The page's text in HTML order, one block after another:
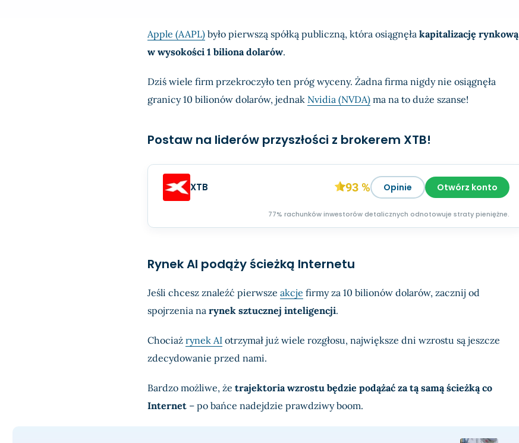
Apple (AAPL)było pierwszą spółką publiczną, która osiągnęła kapitalizację rynkową
w wysokości 1 biliona dolarów.
Dziś wiele firm przekroczyło ten próg wyceny. Żadna firma nigdy nie osiągnęła
granicy 10 bilionów dolarów, jednak Nvidia (NVDA)ma na to duże szanse!
Postaw na liderów przyszłości z brokerem XTB!
XTB 93 % Opinie Otwórz konto
77% rachunków inwestorów detalicznych odnotowuje straty pieniężne.
Rynek AI podąży ścieżką Internetu
Jeśli chcesz znaleźć pierwsze akcje firmy za 10 bilionów dolarów, zacznij od
spojrzenia na rynek sztucznej inteligencji.
Chociaż rynek AIotrzymał już wiele rozgłosu, największe dni wzrostu są jeszcze
zdecydowanie przed nami.
Bardzo możliwe, że trajektoria wzrostu będzie podążać za tą samą ścieżką co
Internet– po bańce nadejdzie prawdziwy boom.